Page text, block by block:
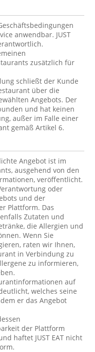
anwendbar. JUST
zusätzlich für
schließt der Kunde
über die
Angebots. Der
und hat keinen
außer im Falle einer
gemäß Artikel 6.
Angebot ist im
ausgehend von den
veröffentlicht.
oder
und der
Plattform. Das
Zutaten und
die Allergien und
Wenn Sie
raten wir Ihnen,
in Verbindung zu
zu informieren,
auf
welches seine
er das Angebot
der Plattform
haftet JUST EAT nicht